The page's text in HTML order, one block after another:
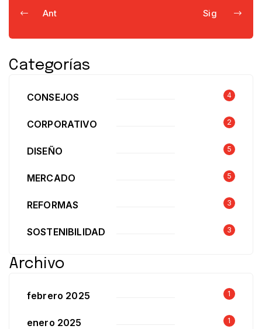
Ant Sig
Categorías
CONSEJOS 4
CORPORATIVO 2
DISEÑO 5
MERCADO 5
REFORMAS 3
SOSTENIBILIDAD 3
Archivo
febrero 2025 1
enero 2025 1